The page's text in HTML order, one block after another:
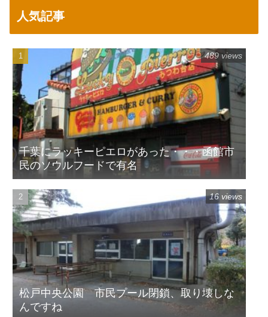
人気記事
千葉にラッキーピエロがあった・・・函館市
民のソウルフードで有名
489 views
松戸中央公園 市民プール閉鎖、取り壊しな
んですね
16 views